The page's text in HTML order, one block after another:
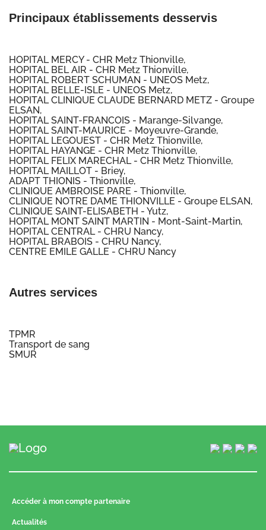
Principaux établissements desservis
HOPITAL MERCY - CHR Metz Thionville,
HOPITAL BEL AIR - CHR Metz Thionville,
HOPITAL ROBERT SCHUMAN - UNEOS Metz,
HOPITAL BELLE-ISLE - UNEOS Metz,
HOPITAL CLINIQUE CLAUDE BERNARD METZ - Groupe
ELSAN,
HOPITAL SAINT-FRANCOIS - Marange-Silvange,
HOPITAL SAINT-MAURICE - Moyeuvre-Grande,
HOPITAL LEGOUEST - CHR Metz Thionville,
HOPITAL HAYANGE - CHR Metz Thionville,
HOPITAL FELIX MARECHAL - CHR Metz Thionville,
HOPITAL MAILLOT - Briey,
ADAPT THIONIS - Thionville,
CLINIQUE AMBROISE PARE - Thionville,
CLINIQUE NOTRE DAME THIONVILLE - Groupe ELSAN,
CLINIQUE SAINT-ELISABETH - Yutz,
HOPITAL MONT SAINT MARTIN - Mont-Saint-Martin,
HOPITAL CENTRAL - CHRU Nancy,
HOPITAL BRABOIS - CHRU Nancy,
CENTRE EMILE GALLE - CHRU Nancy
Autres services
TPMR
Transport de sang
SMUR
Accéder à mon compte partenaire
Actualités